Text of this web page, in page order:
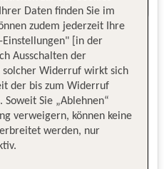
Daten finden Sie im
zudem jederzeit Ihre
Einstellungen" [in der
Ausschalten der
Widerruf wirkt sich
der bis zum Widerruf
Sie „Ablehnen“
verweigern, können keine
werden, nur